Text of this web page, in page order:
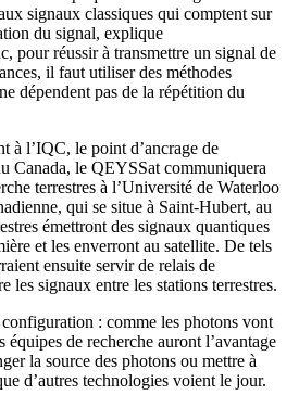
signaux classiques qui comptent sur
du signal, explique
pour réussir à transmettre un signal de
il faut utiliser des méthodes
dépendent pas de la répétition du
à l’IQC, le point d’ancrage de
Canada, le QEYSSat communiquera
terrestres à l’Université de Waterloo
qui se situe à Saint-Hubert, au
émettront des signaux quantiques
et les enverront au satellite. De tels
ensuite servir de relais de
les signaux entre les stations terrestres.
: comme les photons vont
équipes de recherche auront l’avantage
la source des photons ou mettre à
d’autres technologies voient le jour.